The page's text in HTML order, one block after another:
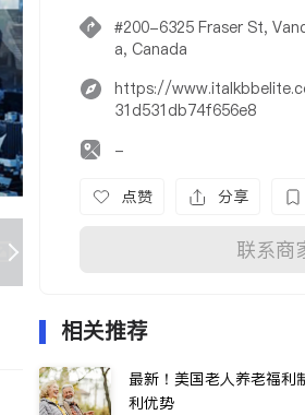
#200-6325 Fraser St,
a, Canada
https://
31d531db74f656e8
-
点赞 分享
联系商
相关推荐
最新！美国老人养老福利
利优势